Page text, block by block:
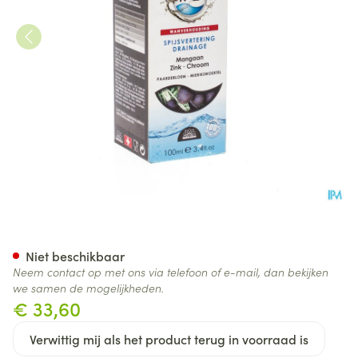
€ 33,60
Verwittig mij als het product terug in voorraad is
Niet beschikbaar
Neem contact op met ons via telefoon of e-mail, dan bekijken
we samen de mogelijkheden.